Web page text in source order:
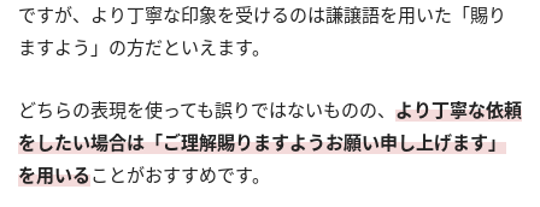
ですが、より丁寧な印象を受けるのは謙譲語を用いた「賜り
ますよう」の方だといえます。
どちらの表現を使っても誤りではないものの、 より丁寧な依頼
をしたい場合は「ご理解賜りますようお願い申し上げます」
を用いることがおすすめです。